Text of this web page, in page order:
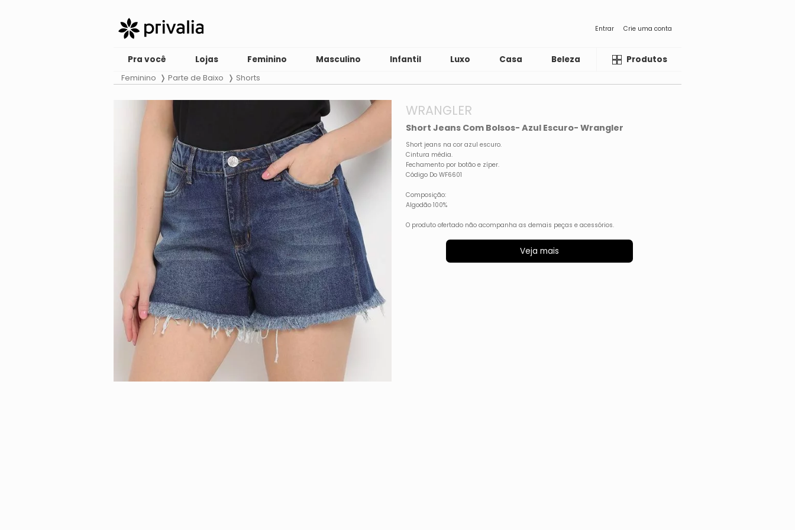
Entrar Crie uma conta
Pra você Lojas Feminino Masculino Infantil Luxo Casa Beleza LiquidaProdutos
Feminino Parte de Baixo Shorts
WRANGLER
Short Jeans Com Bolsos- Azul Escuro- Wrangler
Short jeans na cor azul escuro.
Cintura média.
Fechamento por botão e zíper.
Código Do WF6601
Composição:
Algodão 100%
O produto ofertado não acompanha as demais peças e acessórios.
Veja mais